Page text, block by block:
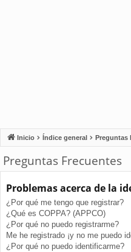
Inicio Índice general Preguntas
Preguntas Frecuentes
Problemas acerca de la
¿Por qué me tengo que registrar?
¿Qué es COPPA? (APPCO)
¿Por qué no puedo registrarme?
Me he registrado ¡y no me puedo
¿Por qué no puedo identificarme?